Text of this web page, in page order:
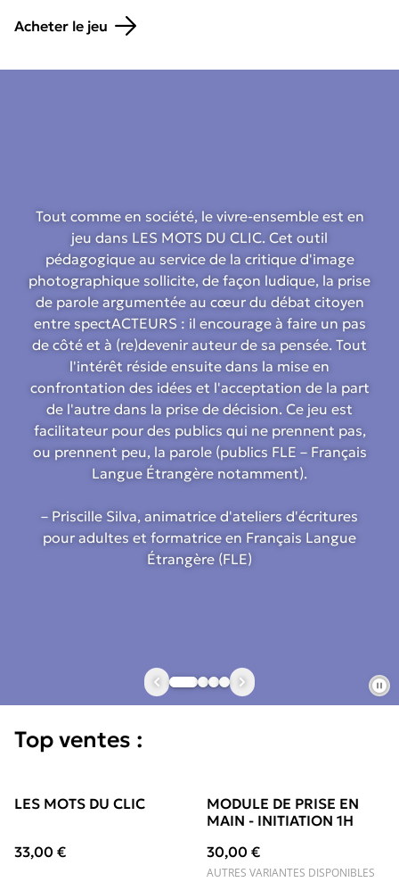
Acheter le jeu
Tout comme en société, le vivre-ensemble est en
jeu dans LES MOTS DU CLIC. Cet outil
pédagogique au service de la critique d'image
photographique sollicite, de façon ludique, la prise
de parole argumentée au cœur du débat citoyen
entre spectACTEURS : il encourage à faire un pas
de côté et à (re)devenir auteur de sa pensée. Tout
l'intérêt réside ensuite dans la mise en
confrontation des idées et l'acceptation de la part
de l'autre dans la prise de décision. Ce jeu est
facilitateur pour des publics qui ne prennent pas,
ou prennent peu, la parole (publics FLE – Français
Langue Étrangère notamment).
– Priscille Silva, animatrice d'ateliers d'écritures
pour adultes et formatrice en Français Langue
Étrangère (FLE)
Top ventes :
LES MOTS DU CLIC
33,00 €
MODULE DE PRISE EN
MAIN - INITIATION 1H
30,00 €
AUTRES VARIANTES DISPONIBLES